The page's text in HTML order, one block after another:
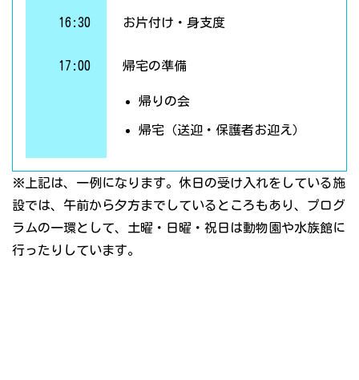
16:30 お片付け・身支度
17:00 帰宅の準備
帰りの会
帰宅（送迎・保護者お迎え）
※上記は、一例になります。休日の受け入れをしている施
設では、午前から夕方までしているところもあり、プログ
ラムの一環として、土曜・日曜・祝日は動物園や水族館に
行ったりしています。